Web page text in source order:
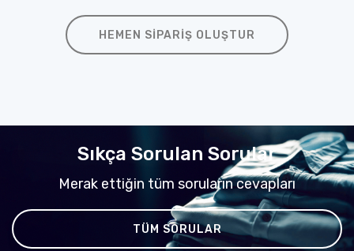
HEMEN SIPARIŞ OLUŞTUR
Sıkça Sorulan Sorular
Merak ettiğin tüm soruların cevapları
TÜM SORULAR